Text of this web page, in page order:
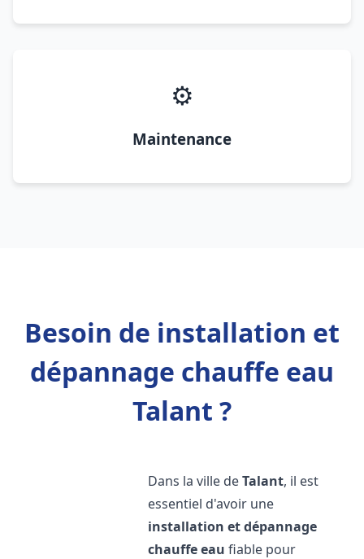
⚙️
Maintenance
Besoin de installation et
dépannage chauffe eau
Talant ?
Dans la ville deTalant, il est
essentiel d'avoir une
installation et dépannage
chauffe eau fiable pour